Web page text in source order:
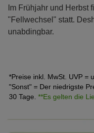
Im Frühjahr und Herbst
"Fellwechsel" statt.
unabdingbar.
*Preise inkl. MwSt. UVP =
"Sonst" = Der niedrigste
30 Tage. **Es gelten die